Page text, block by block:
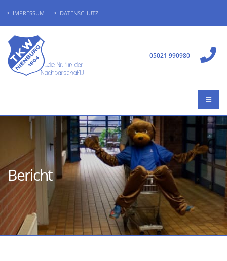
IMPRESSUM DATENSCHUTZ
05021 990980
Bericht